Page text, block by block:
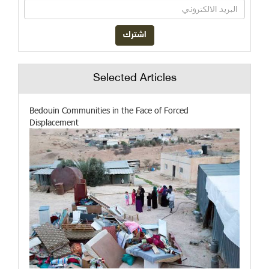
Selected Articles
Bedouin Communities in the Face of Forced
Displacement